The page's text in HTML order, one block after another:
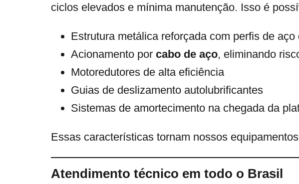
ciclos elevados e mínima manutenção. Isso é
Estrutura metálica reforçada com perfis de
Acionamento por cabo de aço, eliminando
Motoredutores de alta eficiência
Guias de deslizamento autolubrificantes
Sistemas de amortecimento na chegada da
Essas características tornam nossos
Atendimento técnico em todo o Brasil